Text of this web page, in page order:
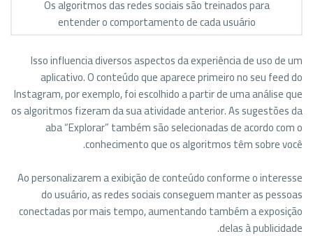
Os algoritmos das redes sociais são treinados para
entender o comportamento de cada usuário
Isso influencia diversos aspectos da experiência de uso de um
aplicativo. O conteúdo que aparece primeiro no seu feed do
Instagram, por exemplo, foi escolhido a partir de uma análise que
os algoritmos fizeram da sua atividade anterior. As sugestões da
aba “Explorar” também são selecionadas de acordo com o
conhecimento que os algoritmos têm sobre você.
Ao personalizarem a exibição de conteúdo conforme o interesse
do usuário, as redes sociais conseguem manter as pessoas
conectadas por mais tempo, aumentando também a exposição
delas à publicidade.